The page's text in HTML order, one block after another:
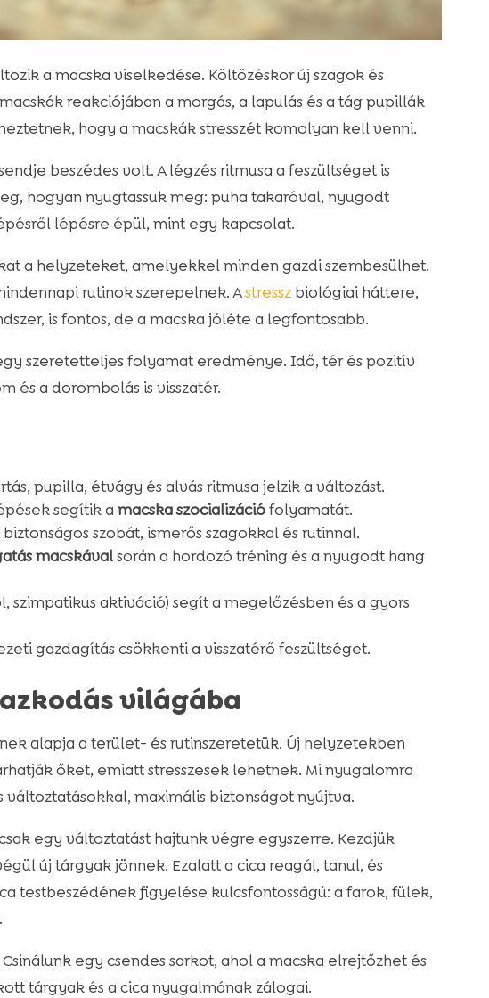
a macska viselkedése. Költözéskor új szagok és
reakciójában a morgás, a lapulás és a tág pupillák
hogy a macskák stresszét komolyan kell venni.
beszédes volt. A légzés ritmusa a feszültséget is
hogyan nyugtassuk meg: puha takaróval, nyugodt
lépésre épül, mint egy kapcsolat.
a helyzeteket, amelyekkel minden gazdi szembesülhet.
rutinok szerepelnek. Astresszbiológiai háttere,
is fontos, de a macska jóléte a legfontosabb.
szeretetteljes folyamat eredménye. Idő, tér és pozitív
és a dorombolás is visszatér.
pupilla, étvágy és alvás ritmusa jelzik a változást.
segítik a macska szocializációfolyamatát.
szobát, ismerős szagokkal és rutinnal.
macskávalsorán a hordozó tréning és a nyugodt hang
aktiváció) segít a megelőzésben és a gyors
gazdagítás csökkenti a visszatérő feszültséget.
világába
alapja a terület- és rutinszeretetük. Új helyzetekben
őket, emiatt stresszesek lehetnek. Mi nyugalomra
maximális biztonságot nyújtva.
egy változtatást hajtunk végre egyszerre. Kezdjük
új tárgyak jönnek. Ezalatt a cica reagál, tanul, és
testbeszédének figyelése kulcsfontosságú: a farok, fülek,
egy csendes sarkot, ahol a macska elrejtőzhet és
tárgyak és a cica nyugalmának zálogai.